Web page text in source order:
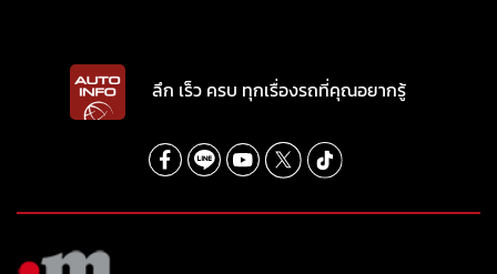
ลึก เร็ว ครบ ทุกเรื่องรถที่คุณอยากรู้